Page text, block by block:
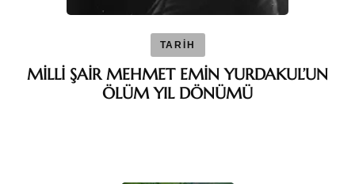
TARİH
MİLLİ ŞAİR MEHMET EMİN YURDAKUL’UN
ÖLÜM YIL DÖNÜMÜ